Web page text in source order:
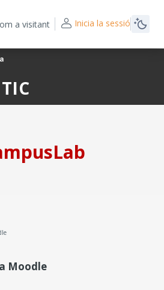
a visitant Inicia la sessió
Moodle